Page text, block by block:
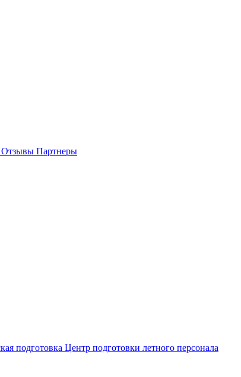
Отзывы Партнеры
подготовка Центр подготовки летного персонала